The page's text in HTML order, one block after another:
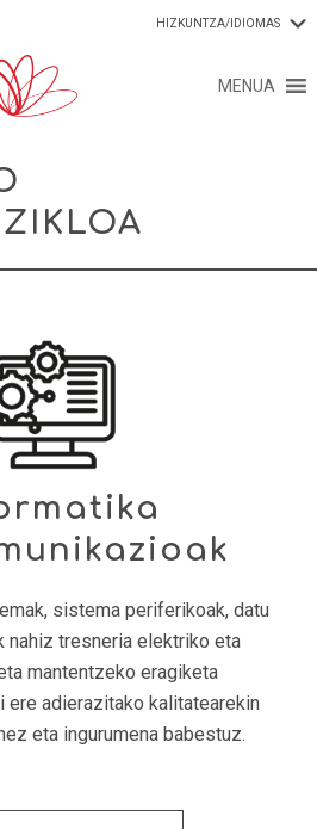
HIZKUNTZA/IDIOMAS
MENUA
sistema periferikoak, datu
nahiz tresneria elektriko eta
mantentzeko eragiketa
ere adierazitako kalitatearekin
eta ingurumena babestuz.